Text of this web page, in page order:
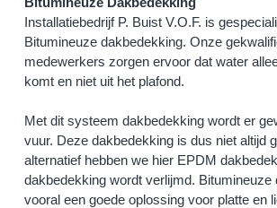
Installatiebedrijf P. Buist V.O.F. is
Bitumineuze dakbedekking. Onze
medewerkers zorgen ervoor dat water
komt en niet uit het plafond.
Met dit systeem dakbedekking wordt er
vuur. Deze dakbedekking is dus niet altijd
alternatief hebben we hier EPDM
dakbedekking wordt verlijmd. Bitumineuze
vooral een goede oplossing voor platte en